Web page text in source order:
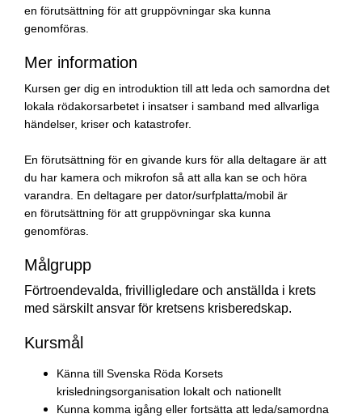
en förutsättning för att gruppövningar ska kunna
genomföras.
Mer information
Kursen ger dig en introduktion till att leda och samordna det
lokala rödakorsarbetet i insatser i samband med allvarliga
händelser, kriser och katastrofer.
En förutsättning för en givande kurs för alla deltagare är att
du har kamera och mikrofon så att alla kan se och höra
varandra. En deltagare per dator/surfplatta/mobil är
en förutsättning för att gruppövningar ska kunna
genomföras.
Målgrupp
Förtroendevalda, frivilligledare och anställda i krets
med särskilt ansvar för kretsens krisberedskap.
Kursmål
Känna till Svenska Röda Korsets
krisledningsorganisation lokalt och nationellt
Kunna komma igång eller fortsätta att leda/samordna